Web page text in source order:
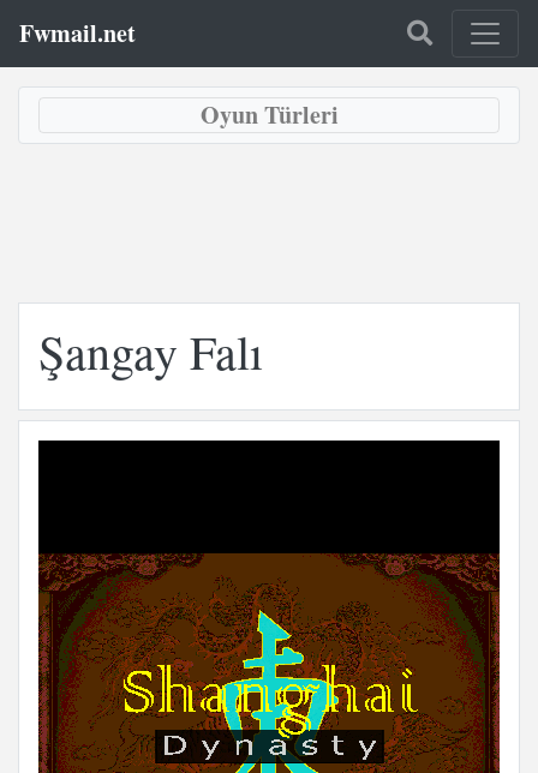
Fwmail.net
Oyun Türleri
Şangay Falı